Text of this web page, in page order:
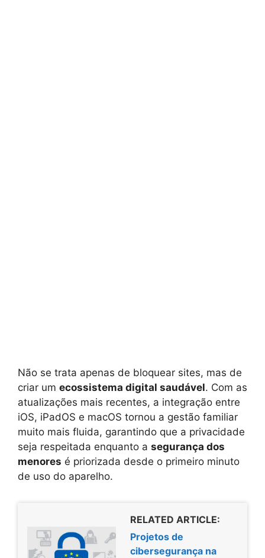
Não se trata apenas de bloquear sites, mas de
criar um ecossistema digital saudável. Com as
atualizações mais recentes, a integração entre
iOS, iPadOS e macOS tornou a gestão familiar
muito mais fluida, garantindo que a privacidade
seja respeitada enquanto a segurança dos
menores é priorizada desde o primeiro minuto
de uso do aparelho.
RELATED ARTICLE:
Projetos de
cibersegurança na